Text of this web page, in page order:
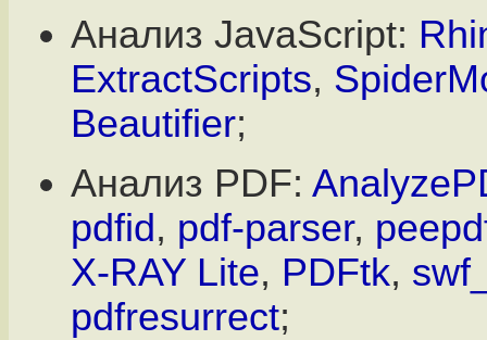
Анализ JavaScript:
ExtractScripts,
Beautifier;
Анализ PDF:
pdfid, pdf-parser,
X-RAY Lite, PDFtk,
pdfresurrect;